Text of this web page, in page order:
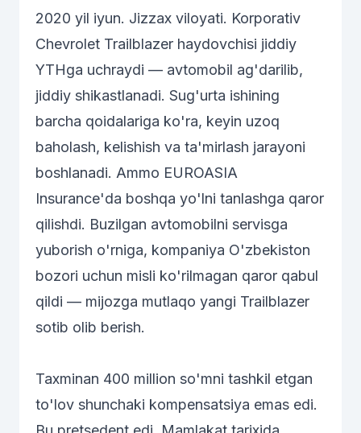
2020 yil iyun. Jizzax viloyati. Korporativ
Chevrolet Trailblazer haydovchisi jiddiy
YTHga uchraydi — avtomobil ag'darilib,
jiddiy shikastlanadi. Sug'urta ishining
barcha qoidalariga ko'ra, keyin uzoq
baholash, kelishish va ta'mirlash jarayoni
boshlanadi. Ammo EUROASIA
Insurance'da boshqa yo'lni tanlashga qaror
qilishdi. Buzilgan avtomobilni servisga
yuborish o'rniga, kompaniya O'zbekiston
bozori uchun misli ko'rilmagan qaror qabul
qildi — mijozga mutlaqo yangi Trailblazer
sotib olib berish.
Taxminan 400 million so'mni tashkil etgan
to'lov shunchaki kompensatsiya emas edi.